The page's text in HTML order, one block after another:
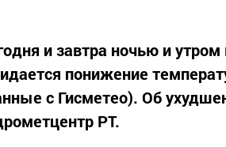
и завтра ночью и утром
понижение
с Гисметео). Об
РТ.